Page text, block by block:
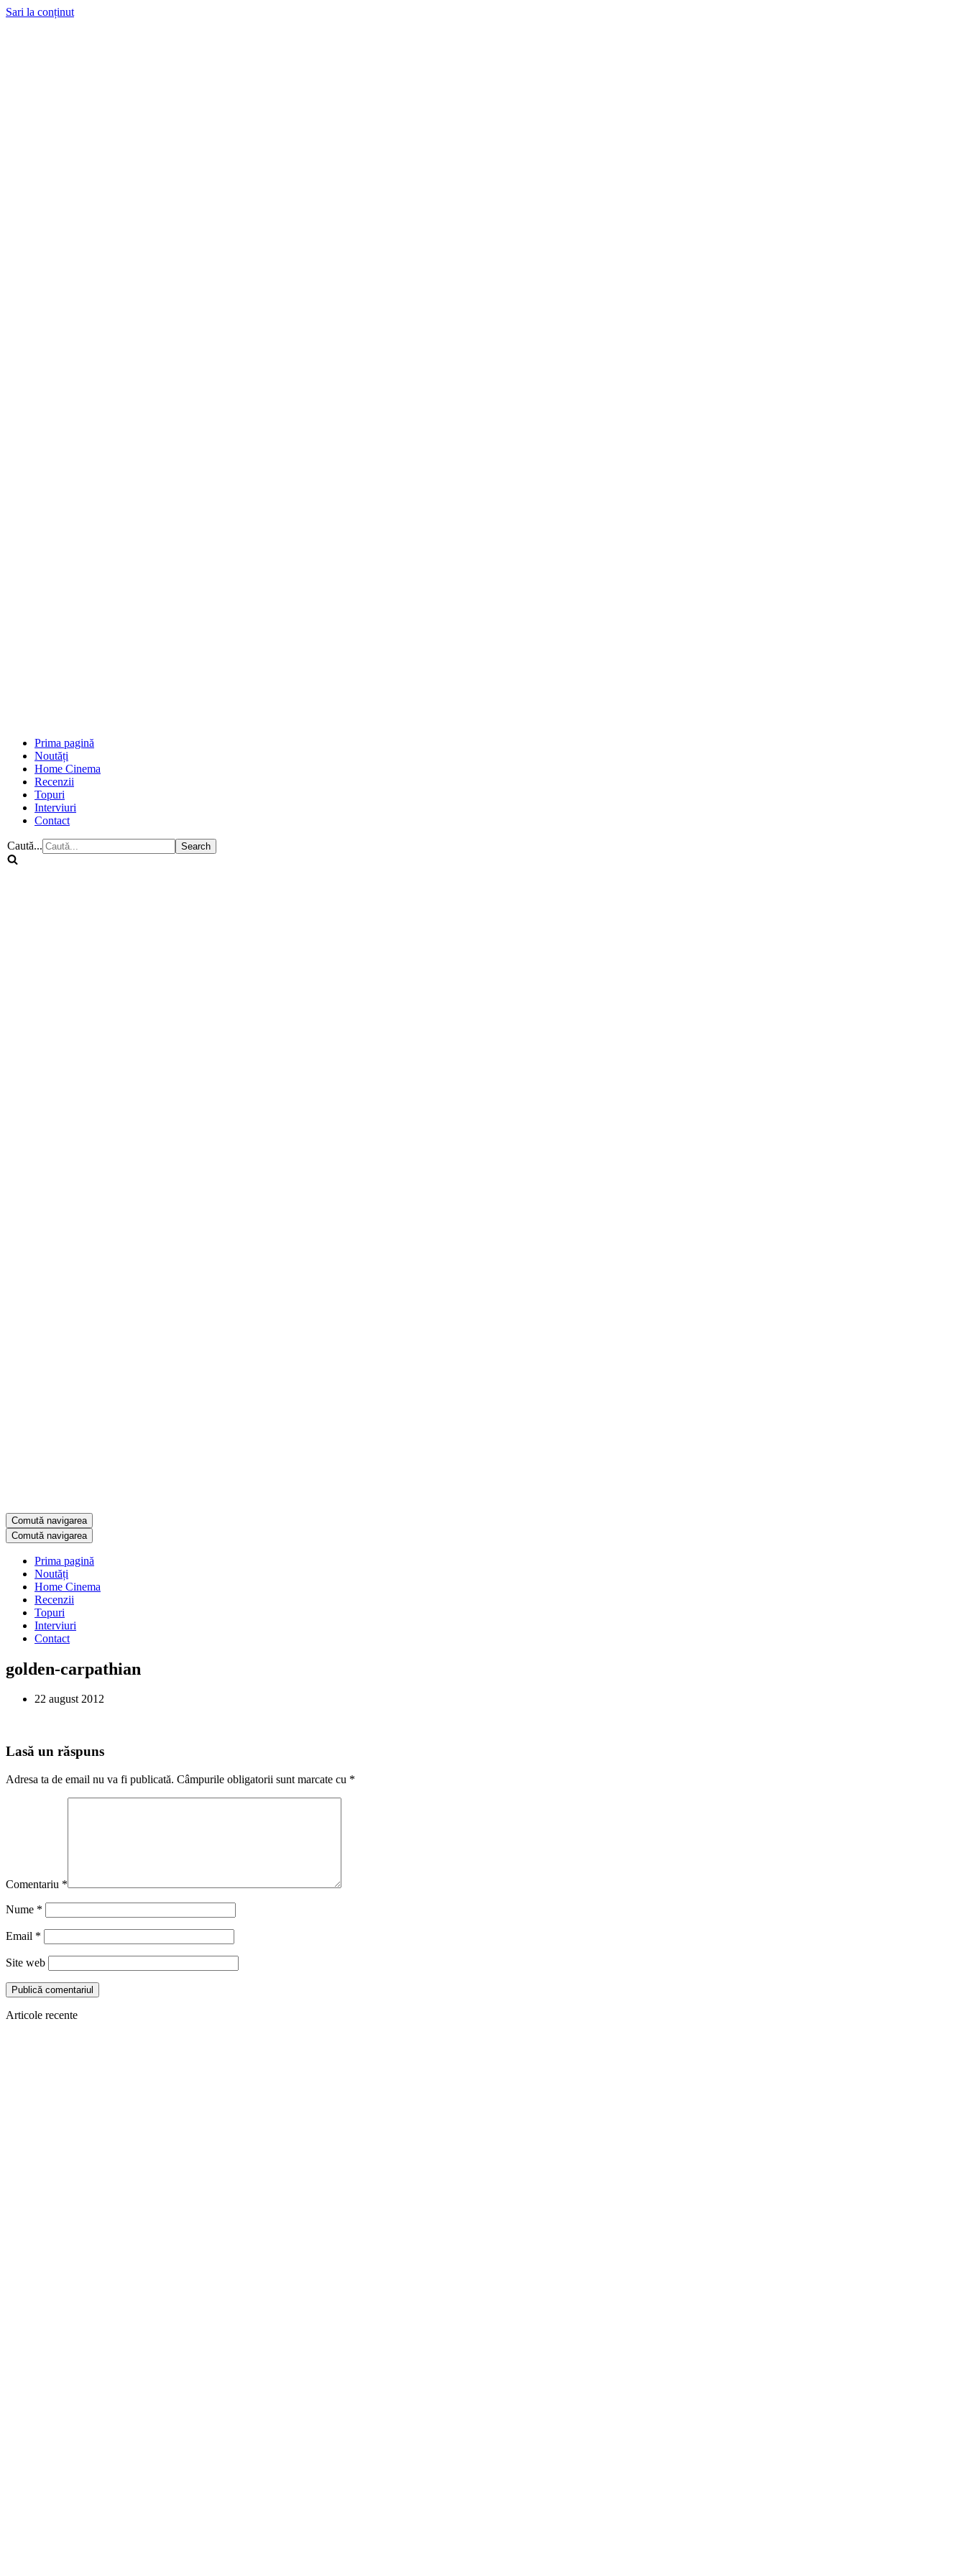
Sari la conținut
Prima pagină
Noutăți
Home Cinema
Recenzii
Topuri
Interviuri
Contact
Caută...
Comută navigarea
Comută navigarea
Prima pagină
Noutăți
Home Cinema
Recenzii
Topuri
Interviuri
Contact
golden-carpathian
22 august 2012
Lasă un răspuns
Adresa ta de email nu va fi publicată. Câmpurile obligatorii sunt marcate cu *
Comentariu *
Nume *
Email *
Site web
Articole recente